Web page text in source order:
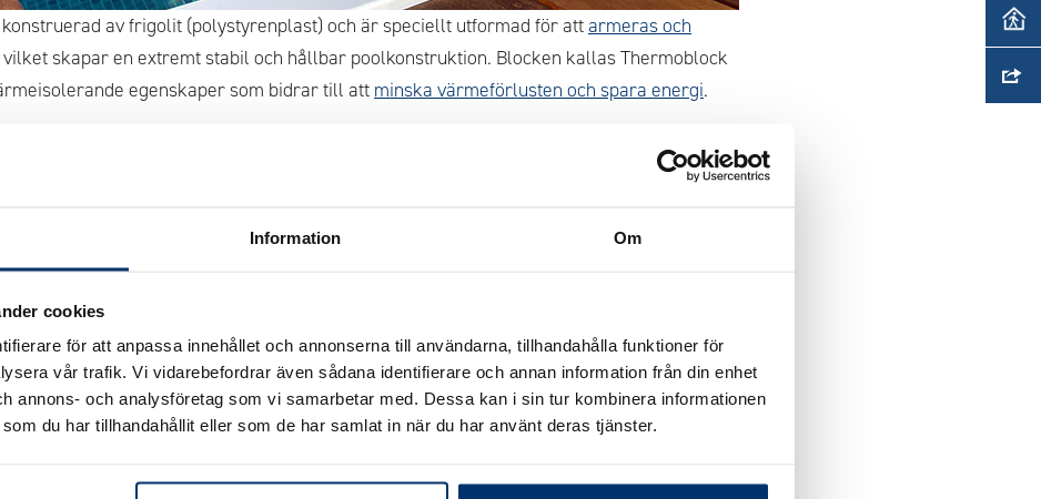
Information Om
cookies
för att anpassa innehållet och annonserna till användarna, tillhandahålla funktioner för
vår trafik. Vi vidarebefordrar även sådana identifierare och annan information från din enhet
annons- och analysföretag som vi samarbetar med. Dessa kan i sin tur kombinera informationen
du har tillhandahållit eller som de har samlat in när du har använt deras tjänster.
av frigolit (polystyrenplast) och är speciellt utformad för attarmeras och
vilket skapar en extremt stabil och hållbar poolkonstruktion. Blocken kallas Thermoblock
egenskaper som bidrar till att minska värmeförlusten och spara energi.
som är specialutvecklad av Poolgiganten, har flera unika förbättringar jämfört med
förhindrar fuktansamling och ökar konstruktionens livslängd.
NXT® den bästa passformen på marknaden vilket gör monteringen snabb, enkel
som poolstommen får maximal stabilitet. Genom att välja Thermopool NXT® får du en
och långlivad poolperfekt anpassad för hållbarhet och optimal isolering.
FAQ